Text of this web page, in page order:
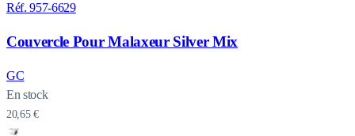
Réf. 957-6629
Couvercle Pour Malaxeur Silver Mix
GC
En stock
20,65 €